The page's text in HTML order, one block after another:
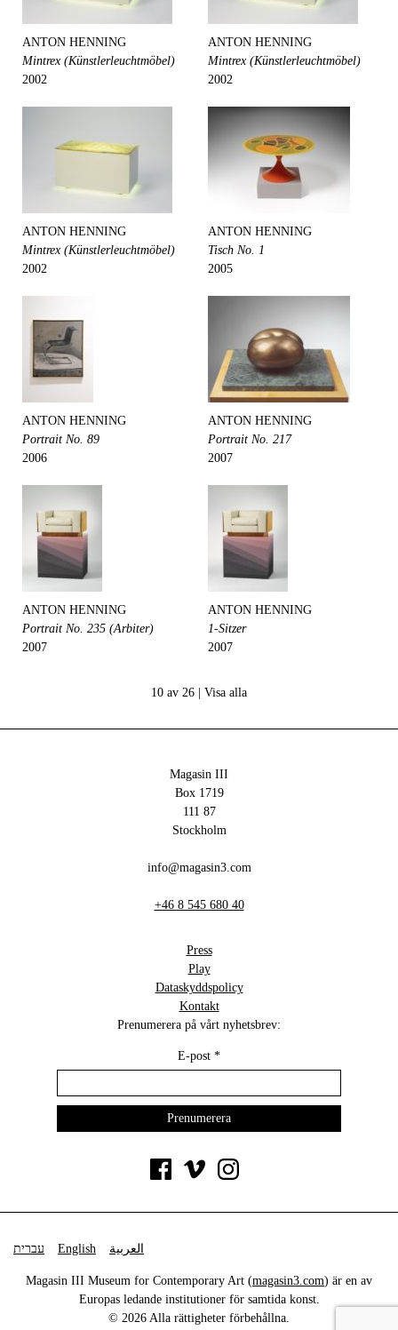
ANTON HENNING
Mintrex (Künstlerleuchtmöbel)
2002
ANTON HENNING
Mintrex (Künstlerleuchtmöbel)
2002
ANTON HENNING
Mintrex (Künstlerleuchtmöbel)
2002
ANTON HENNING
Tisch No. 1
2005
ANTON HENNING
Portrait No. 89
2006
ANTON HENNING
Portrait No. 217
2007
ANTON HENNING
Portrait No. 235 (Arbiter)
2007
ANTON HENNING
1-Sitzer
2007
10 av 26 | Visa alla
Magasin III
Box 1719
111 87
Stockholm
info@magasin3.com
+46 8 545 680 40
Press
Play
Dataskyddspolicy
Kontakt
Prenumerera på vårt nyhetsbrev:
E-post *
עברית English العربية
Magasin III Museum for Contemporary Art (magasin3.com) är en av
Europas ledande institutioner för samtida konst.
© 2026 Alla rättigheter förbehållna.